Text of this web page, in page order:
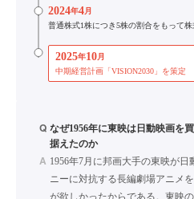
2024年4月
普通株式1株につき5株の割合をもって株
2025年10月
中期経営計画「VISION2030」を策定
Q なぜ1956年に東映は日動映画を
据えたのか
A 1956年7月に邦画大手の東映が
ニーに対抗する長編劇場アニメ